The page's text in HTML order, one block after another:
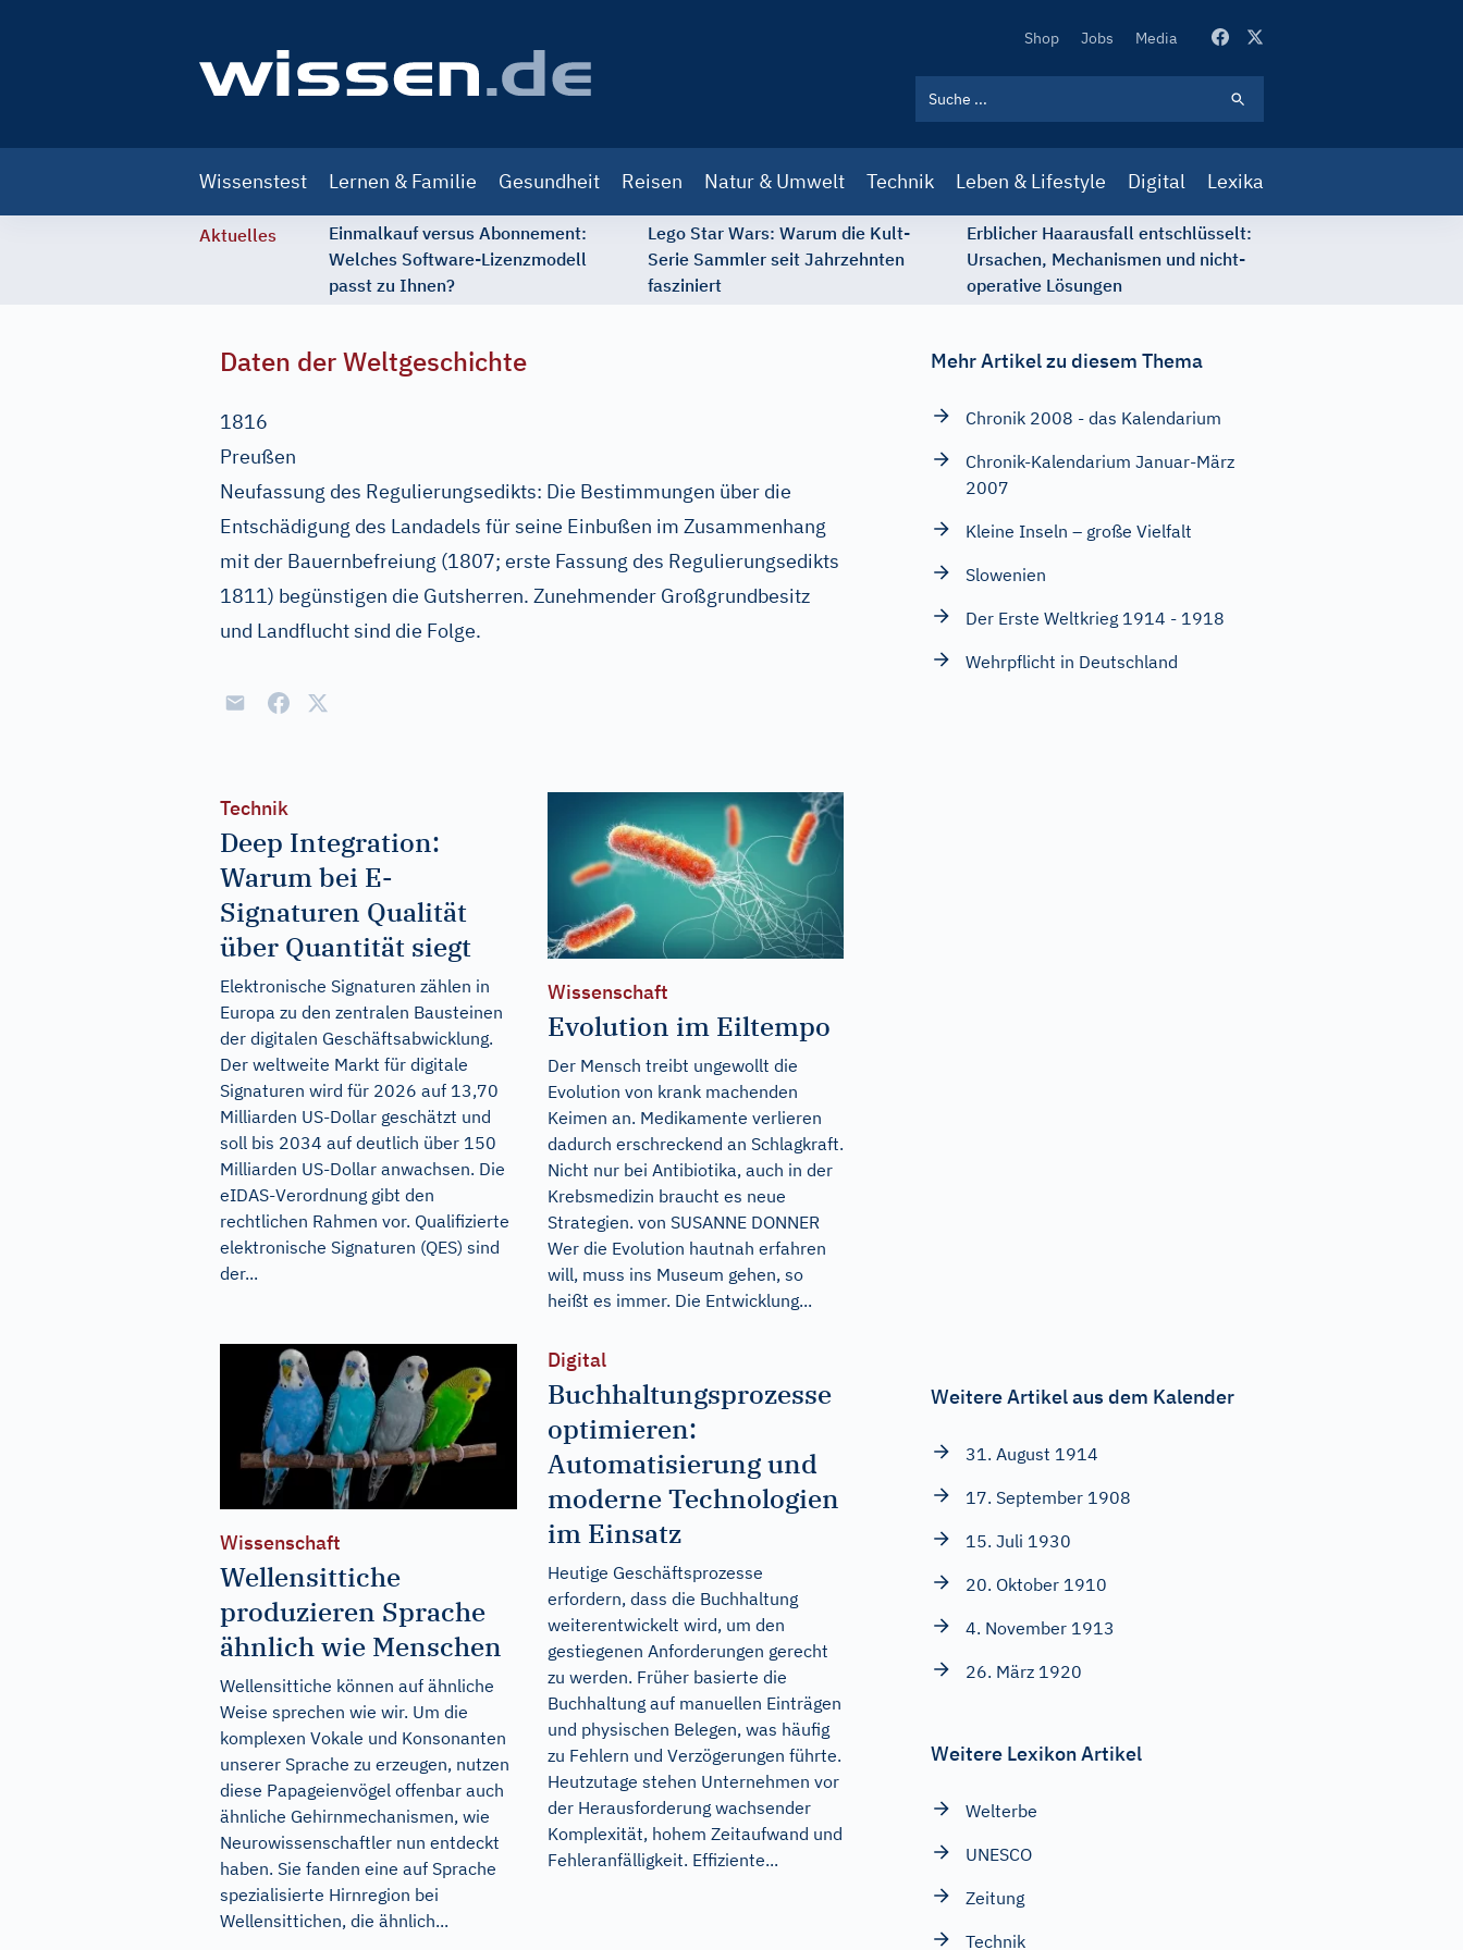
Secondary
Shop Jobs Media
navigation
Wissenstest Lernen & Familie Gesundheit Reisen Natur & Umwelt Technik Leben & Lifestyle Digital Lexika
Aktuelles
Einmalkauf versus Abonnement:
Welches Software-Lizenzmodell
passt zu Ihnen?
Lego Star Wars: Warum die Kult-
Serie Sammler seit Jahrzehnten
fasziniert
Erblicher Haarausfall entschlüsselt:
Ursachen, Mechanismen und nicht-
operative Lösungen
Daten der Weltgeschichte
1816
Preußen
Neufassung des Regulierungsedikts: Die Bestimmungen über die
Entschädigung des Landadels für seine Einbußen im Zusammenhang
mit der Bauernbefreiung (1807; erste Fassung des Regulierungsedikts
1811) begünstigen die Gutsherren. Zunehmender Großgrundbesitz
und Landflucht sind die Folge.
Technik
Deep Integration:
Warum bei E-
Signaturen Qualität
über Quantität siegt
Elektronische Signaturen zählen in
Europa zu den zentralen Bausteinen
der digitalen Geschäftsabwicklung.
Der weltweite Markt für digitale
Signaturen wird für 2026 auf 13,70
Milliarden US-Dollar geschätzt und
soll bis 2034 auf deutlich über 150
Milliarden US-Dollar anwachsen. Die
eIDAS-Verordnung gibt den
rechtlichen Rahmen vor. Qualifizierte
elektronische Signaturen (QES) sind
der...
Wissenschaft
Evolution im Eiltempo
Der Mensch treibt ungewollt die
Evolution von krank machenden
Keimen an. Medikamente verlieren
dadurch erschreckend an Schlagkraft.
Nicht nur bei Antibiotika, auch in der
Krebsmedizin braucht es neue
Strategien. von SUSANNE DONNER
Wer die Evolution hautnah erfahren
will, muss ins Museum gehen, so
heißt es immer. Die Entwicklung...
Wissenschaft
Wellensittiche
produzieren Sprache
ähnlich wie Menschen
Wellensittiche können auf ähnliche
Weise sprechen wie wir. Um die
komplexen Vokale und Konsonanten
unserer Sprache zu erzeugen, nutzen
diese Papageienvögel offenbar auch
ähnliche Gehirnmechanismen, wie
Neurowissenschaftler nun entdeckt
haben. Sie fanden eine auf Sprache
spezialisierte Hirnregion bei
Wellensittichen, die ähnlich...
Digital
Buchhaltungsprozesse
optimieren:
Automatisierung und
moderne Technologien
im Einsatz
Heutige Geschäftsprozesse
erfordern, dass die Buchhaltung
weiterentwickelt wird, um den
gestiegenen Anforderungen gerecht
zu werden. Früher basierte die
Buchhaltung auf manuellen Einträgen
und physischen Belegen, was häufig
zu Fehlern und Verzögerungen führte.
Heutzutage stehen Unternehmen vor
der Herausforderung wachsender
Komplexität, hohem Zeitaufwand und
Fehleranfälligkeit. Effiziente...
Mehr Artikel zu diesem Thema
Chronik 2008 - das Kalendarium
Chronik-Kalendarium Januar-März
2007
Kleine Inseln – große Vielfalt
Slowenien
Der Erste Weltkrieg 1914 - 1918
Wehrpflicht in Deutschland
Weitere Artikel aus dem Kalender
31. August 1914
17. September 1908
15. Juli 1930
20. Oktober 1910
4. November 1913
26. März 1920
Weitere Lexikon Artikel
Welterbe
UNESCO
Zeitung
Technik